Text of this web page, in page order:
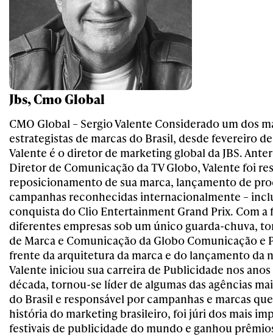
Jbs, Cmo Global
CMO Global – Sergio Valente Considerado um dos
estrategistas de marcas do Brasil, desde fevereiro
Valente é o diretor de marketing global da JBS.
Diretor de Comunicação da TV Globo, Valente foi
reposicionamento de sua marca, lançamento de
campanhas reconhecidas internacionalmente –
conquista do Clio Entertainment Grand Prix. Com a
diferentes empresas sob um único guarda-chuva,
de Marca e Comunicação da Globo Comunicação e
frente da arquitetura da marca e do lançamento da
Valente iniciou sua carreira de Publicidade nos
década, tornou-se líder de algumas das agências
do Brasil e responsável por campanhas e marcas
história do marketing brasileiro, foi júri dos mais
festivais de publicidade do mundo e ganhou